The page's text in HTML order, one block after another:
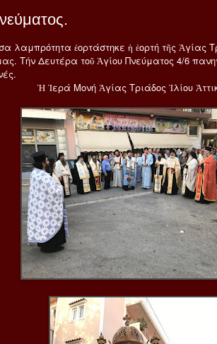
λαμπρότητα ἑορτάστηκε ἡ ἑορτή τῆς Ἁγίας
Τήν Δευτέρα τοῦ Ἁγίου Πνεύματος 4/6
Ἡ Ἱερά Μονή Ἁγίας Τριάδος Ἰλίου